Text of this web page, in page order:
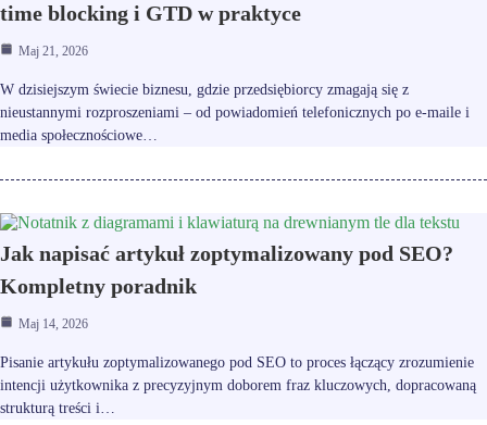
time blocking i GTD w praktyce
Maj 21, 2026
W dzisiejszym świecie biznesu, gdzie przedsiębiorcy zmagają się z
nieustannymi rozproszeniami – od powiadomień telefonicznych po e-maile i
media społecznościowe…
Jak napisać artykuł zoptymalizowany pod SEO?
Kompletny poradnik
Maj 14, 2026
Pisanie artykułu zoptymalizowanego pod SEO to proces łączący zrozumienie
intencji użytkownika z precyzyjnym doborem fraz kluczowych, dopracowaną
strukturą treści i…